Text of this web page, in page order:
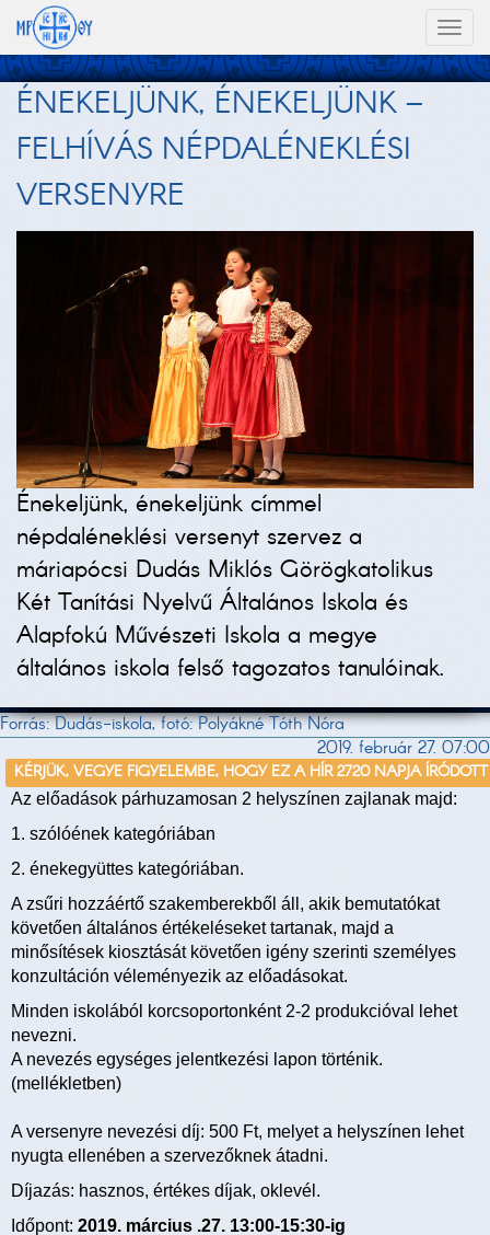
ÉNEKELJÜNK, ÉNEKELJÜNK –
FELHÍVÁS NÉPDALÉNEKLÉSI
VERSENYRE
Énekeljünk, énekeljünk címmel
népdaléneklési versenyt szervez a
máriapócsi Dudás Miklós Görögkatolikus
Két Tanítási Nyelvű Általános Iskola és
Alapfokú Művészeti Iskola a megye
általános iskola felső tagozatos tanulóinak.
Forrás: Dudás-iskola, fotó: Polyákné Tóth Nóra
2019. február 27. 07:00
KÉRJÜK, VEGYE FIGYELEMBE, HOGY EZ A HÍR 2720 NAPJA ÍRÓDOTT
Az előadások párhuzamosan 2 helyszínen zajlanak majd:
1. szólóének kategóriában
2. énekegyüttes kategóriában.
A zsűri hozzáértő szakemberekből áll, akik bemutatókat
követően általános értékeléseket tartanak, majd a
minősítések kiosztását követően igény szerinti személyes
konzultáción véleményezik az előadásokat.
Minden iskolából korcsoportonként 2-2 produkcióval lehet
nevezni.
A nevezés egységes jelentkezési lapon történik.
(mellékletben)
A versenyre nevezési díj: 500 Ft, melyet a helyszínen lehet
nyugta ellenében a szervezőknek átadni.
Díjazás: hasznos, értékes díjak, oklevél.
Időpont: 2019. március .27. 13:00-15:30-ig